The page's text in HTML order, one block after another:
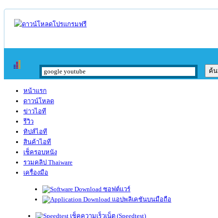
หน้าแรก
ดาวน์โหลด
ข่าวไอที
รีวิว
ทิปส์ไอที
สินค้าไอที
เช็ครอบหนัง
รวมคลิป Thaiware
เครื่องมือ
ซอฟต์แวร์
แอปพลิเคชันบนมือถือ
เช็คความเร็วเน็ต (Speedtest)